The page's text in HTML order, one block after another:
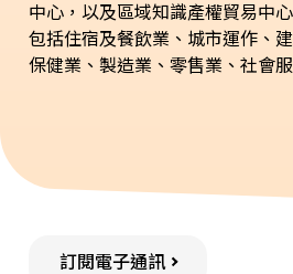
中心，以及區域知識產權貿易中
包括住宿及餐飲業、城市運作、
保健業、製造業、零售業、社會
訂閱電子通訊